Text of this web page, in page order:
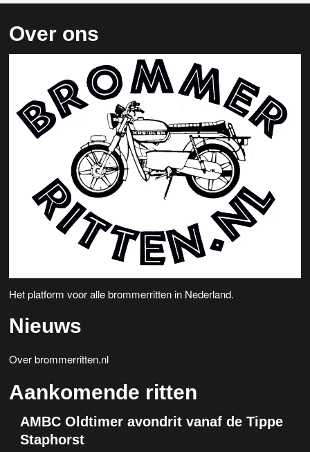
Over ons
Het platform voor alle brommerritten in Nederland.
Nieuws
Over brommerritten.nl
Aankomende ritten
AMBC Oldtimer avondrit vanaf de Tippe
Staphorst